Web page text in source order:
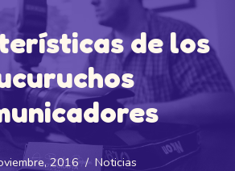
de los
2016 Noticias